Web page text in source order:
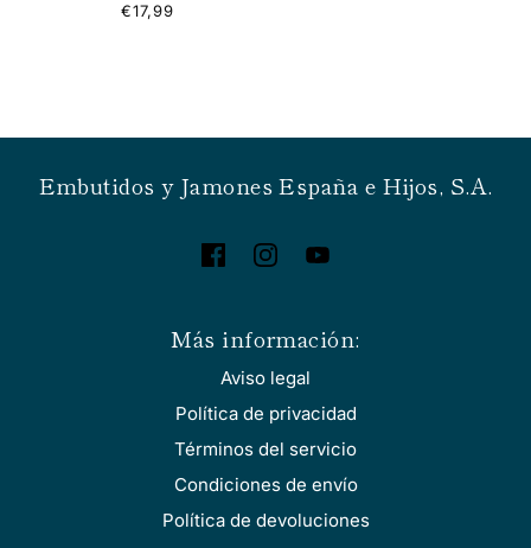
€17,99
Embutidos y Jamones España e Hijos, S.A.
Más información:
Aviso legal
Política de privacidad
Términos del servicio
Condiciones de envío
Política de devoluciones